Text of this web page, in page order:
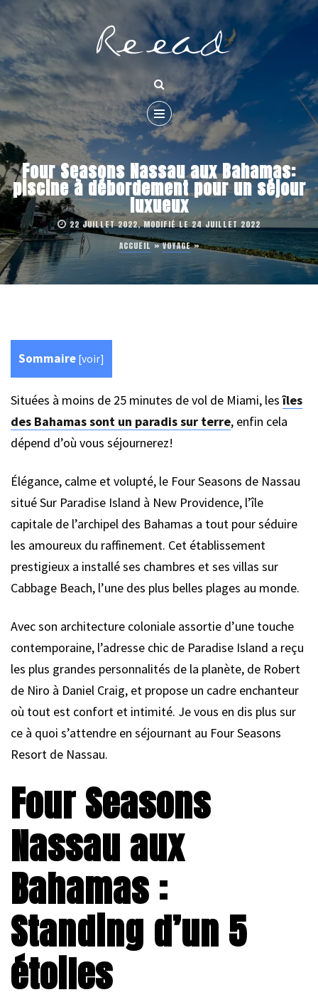
Four Seasons Nassau aux Bahamas:
piscine à débordement pour un séjour
luxueux
22 JUILLET 2022, MODIFIÉ LE 24 JUILLET 2022
ACCUEIL»VOYAGE»
Sommaire [voir]
Situées à moins de 25 minutes de vol de Miami, lesîles
des Bahamas sont un paradis sur terre, enfin cela
dépend d’où vous séjournerez!
Élégance, calme et volupté, le Four Seasons de Nassau
situé Sur Paradise Island à New Providence, l’île
capitale de l’archipel des Bahamas a tout pour séduire
les amoureux du raffinement. Cet établissement
prestigieux a installé ses chambres et ses villas sur
Cabbage Beach, l’une des plus belles plages au monde.
Avec son architecture coloniale assortie d’une touche
contemporaine, l’adresse chic de Paradise Island a reçu
les plus grandes personnalités de la planète, de Robert
de Niro à Daniel Craig, et propose un cadre enchanteur
où tout est confort et intimité. Je vous en dis plus sur
ce à quoi s’attendre en séjournant au Four Seasons
Resort de Nassau.
Four Seasons
Nassau aux
Bahamas :
Standing d’un 5
étoiles